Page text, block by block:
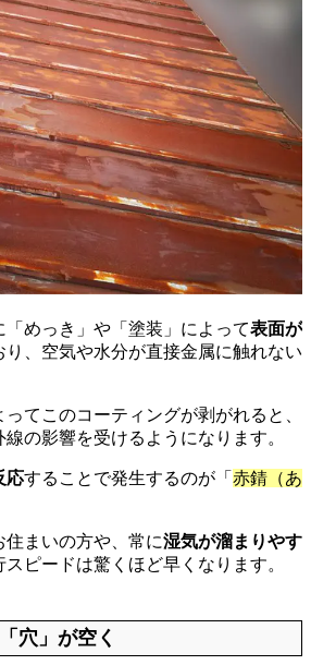
「めっき」や「塗装」によって表面が
り、空気や水分が直接金属に触れない
ってこのコーティングが剥がれると、
の影響を受けるようになります。
応することで発生するのが「 赤錆（あ
住まいの方や、常に湿気が溜まりやす
ピードは驚くほど早くなります。
穴」が空く